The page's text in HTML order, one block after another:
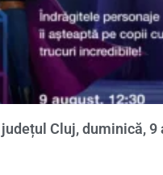
Cluj, duminică, 9